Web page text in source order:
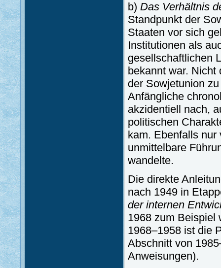
b) Das Verhältnis
Standpunkt der
Staaten vor sich
Institutionen als
gesellschaftlichen
bekannt war. Nicht
der Sowjetunion
Anfängliche
akzidentiell nach,
politischen
kam. Ebenfalls
unmittelbare
wandelte.
Die direkte
nach 1949 in
der internen
1968 zum Beispiel
1968–1958 ist die
Abschnitt von
Anweisungen).